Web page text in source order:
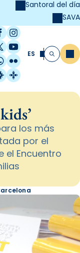
Santoral del día
SAVA
Instagram
Twitter
YouTube
Flickr
Estel
Catalunya
ES Buscar
los más
por el
el Encuentro